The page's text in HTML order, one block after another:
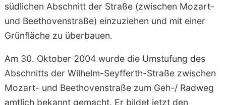
südlichen Abschnitt der Straße (zwischen Mozart-
und Beethovenstraße) einzuziehen und mit einer
Grünfläche zu überbauen.
Am 30. Oktober 2004 wurde die Umstufung des
Abschnitts der Wilhelm-Seyfferth-Straße zwischen
Mozart- und Beethovenstraße zum Geh-/Radweg
amtlich bekannt gemacht. Er bildet jetzt den